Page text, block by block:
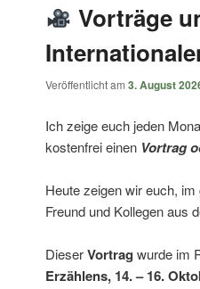
Vorträge
Veröffentlicht am 3. August
Ich zeige euch jeden
kostenfrei einen Vortrag
Heute zeigen wir euch,
Freund und Kollegen aus
DieserVortrag wurde im
Erzählens, 14. – 16.